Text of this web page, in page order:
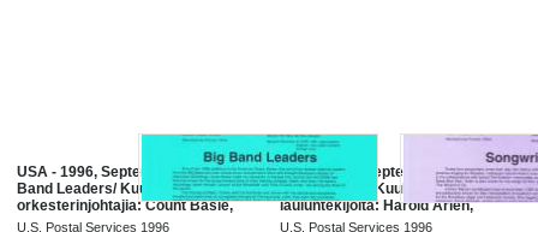
USA - 1996, September 11th :Big
Band Leaders/ Kuuluisia
orkesterinjohtajia: Count Basie,
Tommy & Jimmy Dorsey, Glenn
U.S. Postal Services 1996
USA - 1996, September 11th
:Songwriters/ Kuuluisia säveltäjiä,
lauluntekijöitä: Harold Arlen,
Johnny Mercer, Dorothy Fields,
U.S. Postal Services 1996